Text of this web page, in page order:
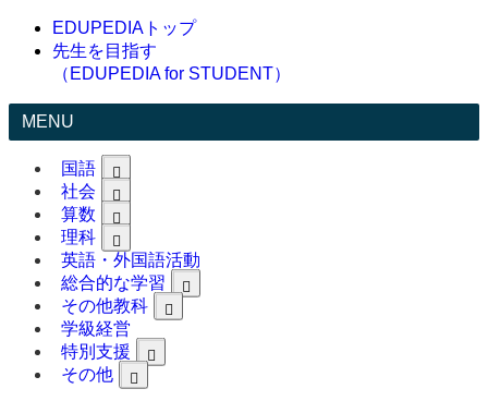
EDUPEDIAトップ
先生を目指す
（EDUPEDIA for STUDENT）
MENU
国語
社会
算数
理科
英語・外国語活動
総合的な学習
その他教科
学級経営
特別支援
その他